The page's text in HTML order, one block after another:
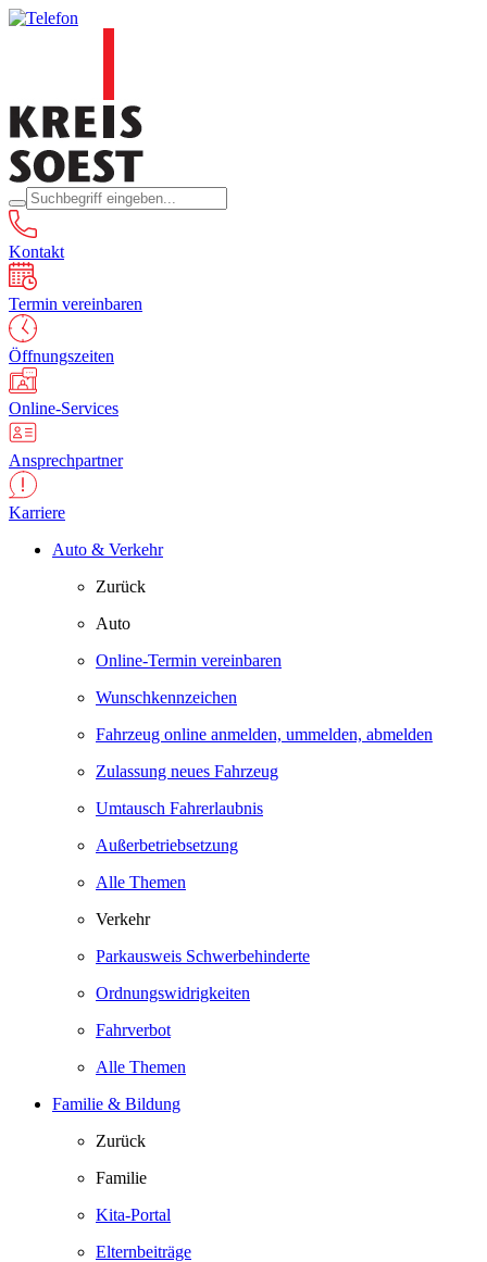
Kontakt
Termin vereinbaren
Öffnungszeiten
Online-Services
Ansprechpartner
Karriere
Auto & Verkehr
Zurück
Auto
Online-Termin vereinbaren
Wunschkennzeichen
Fahrzeug online anmelden, ummelden, abmelden
Zulassung neues Fahrzeug
Umtausch Fahrerlaubnis
Außerbetriebsetzung
Alle Themen
Verkehr
Parkausweis Schwerbehinderte
Ordnungswidrigkeiten
Fahrverbot
Alle Themen
Familie & Bildung
Zurück
Familie
Kita-Portal
Elternbeiträge